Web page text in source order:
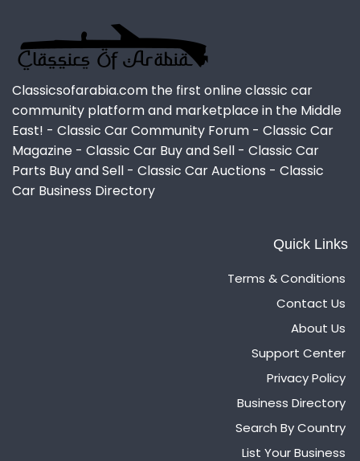
Classicsofarabia.com the first online classic car
community platform and marketplace in the Middle
East! - Classic Car Community Forum - Classic Car
Magazine - Classic Car Buy and Sell - Classic Car
Parts Buy and Sell - Classic Car Auctions - Classic
Car Business Directory
Quick Links
Terms & Conditions
Contact Us
About Us
Support Center
Privacy Policy
Business Directory
Search By Country
List Your Business